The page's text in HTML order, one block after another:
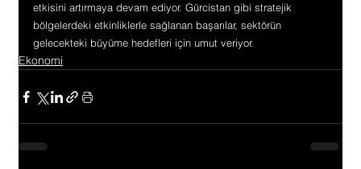
etkisini artırmaya devam ediyor. Gürcistan gibi stratejik
bölgelerdeki etkinliklerle sağlanan başarılar, sektörün
gelecekteki büyüme hedefleri için umut veriyor.
Ekonomi